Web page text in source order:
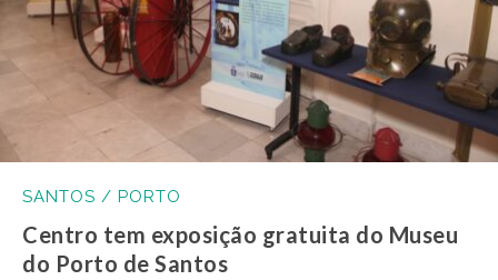
SANTOS / PORTO
Centro tem exposição gratuita do Museu
do Porto de Santos